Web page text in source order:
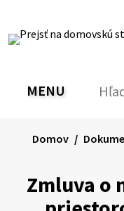
obsah
RSS MapaTlačiť
PREPNÚŤ
MENU Hľadať:
Zmluva o
Domov